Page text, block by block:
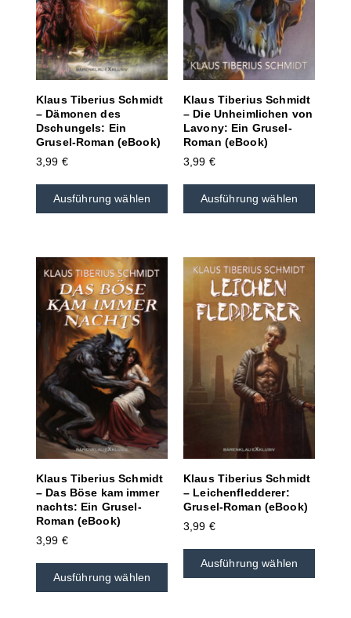
Klaus Tiberius Schmidt
– Dämonen des
Dschungels: Ein
Grusel-Roman (eBook)
3,99 €
Ausführung wählen
Klaus Tiberius Schmidt
– Die Unheimlichen von
Lavony: Ein Grusel-
Roman (eBook)
3,99 €
Ausführung wählen
Klaus Tiberius Schmidt
– Das Böse kam immer
nachts: Ein Grusel-
Roman (eBook)
3,99 €
Ausführung wählen
Klaus Tiberius Schmidt
– Leichenfledderer:
Grusel-Roman (eBook)
3,99 €
Ausführung wählen